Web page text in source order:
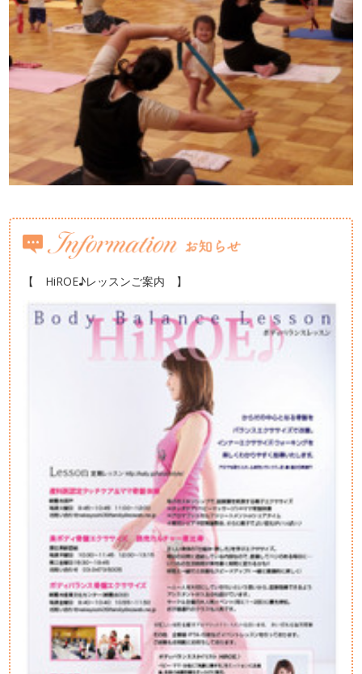
【 HiROE♪レッスンご案内 】